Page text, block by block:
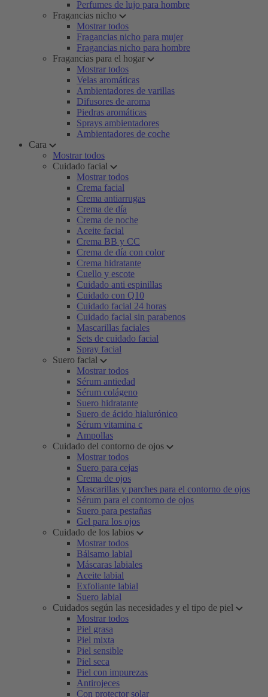
Perfumes de lujo para hombre
Fragancias nicho
Mostrar todos
Fragancias nicho para mujer
Fragancias nicho para hombre
Fragancias para el hogar
Mostrar todos
Velas aromáticas
Ambientadores de varillas
Difusores de aroma
Piedras aromáticas
Sprays ambientadores
Ambientadores de coche
Cara
Mostrar todos
Cuidado facial
Mostrar todos
Crema facial
Crema antiarrugas
Crema de día
Crema de noche
Aceite facial
Crema BB y CC
Crema de día con color
Crema hidratante
Cuello y escote
Cuidado anti espinillas
Cuidado con Q10
Cuidado facial 24 horas
Cuidado facial sin parabenos
Mascarillas faciales
Sets de cuidado facial
Spray facial
Suero facial
Mostrar todos
Sérum antiedad
Sérum colágeno
Suero hidratante
Suero de ácido hialurónico
Sérum vitamina c
Ampollas
Cuidado del contorno de ojos
Mostrar todos
Suero para cejas
Crema de ojos
Mascarillas y parches para el contorno de ojos
Sérum para el contorno de ojos
Suero para pestañas
Gel para los ojos
Cuidado de los labios
Mostrar todos
Bálsamo labial
Máscaras labiales
Aceite labial
Exfoliante labial
Suero labial
Cuidados según las necesidades y el tipo de piel
Mostrar todos
Piel grasa
Piel mixta
Piel sensible
Piel seca
Piel con impurezas
Antirojeces
Con protector solar